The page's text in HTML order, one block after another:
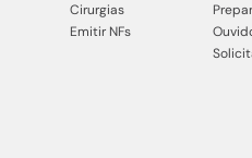
Cirurgias
Emitir NFs